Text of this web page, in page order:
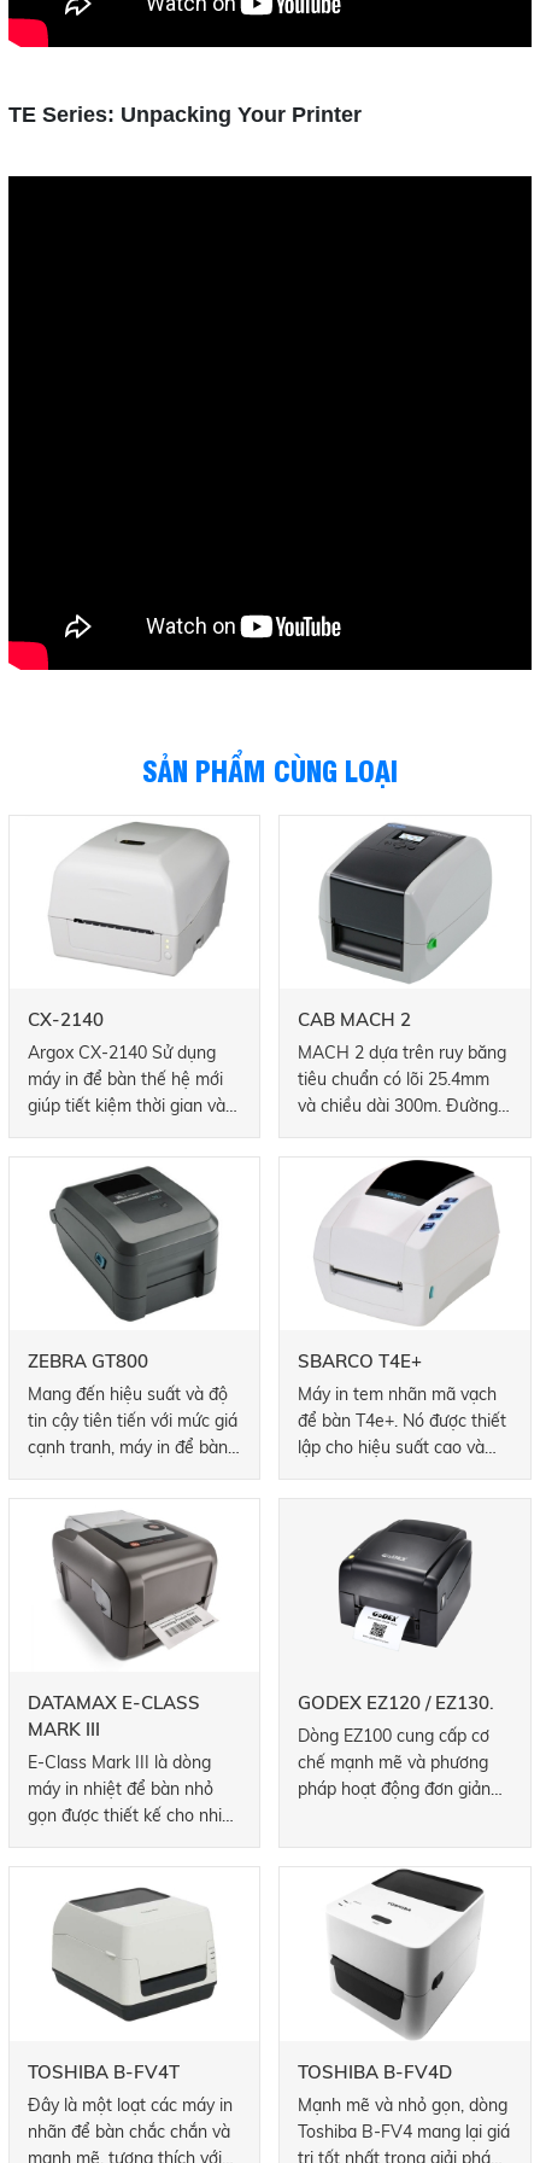
TE Series: Unpacking Your Printer
SẢN PHẨM CÙNG LOẠI
CX-2140
Argox CX-2140 Sử dụng
máy in để bàn thế hệ mới
giúp tiết kiệm thời gian và
phú giúp công việc hàng
ngày trở nên đơn giản và
dễ dàng.
CAB MACH 2
MACH 2 dựa trên ruy băng
tiêu chuẩn có lõi 25.4mm
và chiều dài 300m. Đường
nhãn được chèn vào vị trí
chính giữa là 127mm.
ZEBRA GT800
Mang đến hiệu suất và độ
tin cậy tiên tiến với mức giá
cạnh tranh, máy in để bàn
trực tiếp GT800 cung cấp
một loạt các tính năng để
đáp ứng nhiều ứng dụng in
ấn khối lượng từ thấp đến
trung bình. Có thể chứa dải
băng dài 300 mét để tăng
thêm tính linh hoạt và thời
GT800 cũng có sẵn ở kiểu
máy 300 dpi cho các ứng
dụng yêu cầu đầu ra có độ
phân giải cao.
SBARCO T4E+
Máy in tem nhãn mã vạch
để bàn T4e+. Nó được thiết
lập cho hiệu suất cao và
hàng.
DATAMAX E-CLASS
MARK III
E-Class Mark III là dòng
máy in nhiệt để bàn nhỏ
gọn được thiết kế cho nhiều
nhau đòi hỏi một máy in mã
vạch đáng tin cậy và tiết
kiệm chi phí.
GODEX EZ120 / EZ130.
Dòng EZ100 cung cấp cơ
chế mạnh mẽ và phương
pháp hoạt động đơn giản
chuyển.
TOSHIBA B-FV4T
Đây là một loạt các máy in
nhãn để bàn chắc chắn và
mạnh mẽ, tương thích với
TOSHIBA B-FV4D
Mạnh mẽ và nhỏ gọn, dòng
Toshiba B-FV4 mang lại giá
trị tốt nhất trong giải pháp